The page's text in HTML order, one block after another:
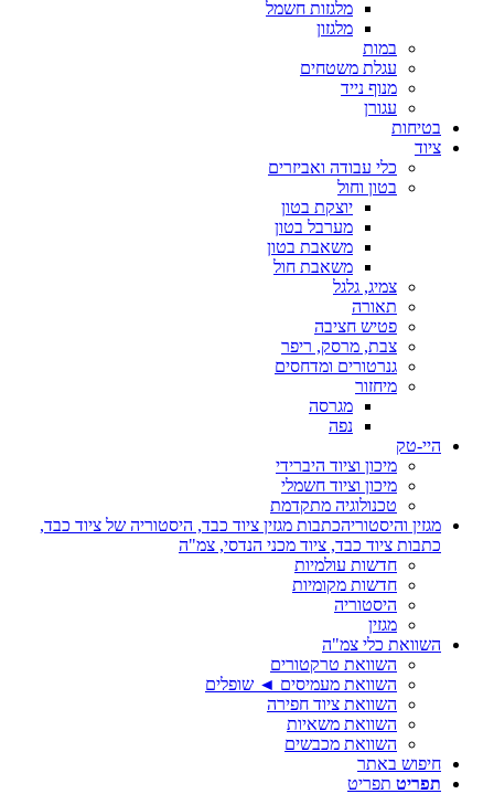
מלגזות חשמל
מלגזון
במות
עגלת משטחים
מנוף נייד
עגורן
בטיחות
ציוד
כלי עבודה ואביזרים
בטון וחול
יוצקת בטון
מערבל בטון
משאבת בטון
משאבת חול
צמיג, גלגל
תאורה
פטיש חציבה
צבת, מרסק, ריפר
גנרטורים ומדחסים
מיחזור
מגרסה
נפה
היי-טק
מיכון וציוד היברידי
מיכון וציוד חשמלי
טכנולוגיה מתקדמת
מגזין והיסטוריהכתבות מגזין ציוד כבד, היסטוריה של ציוד כבד,
כתבות ציוד כבד, ציוד מכני הנדסי, צמ"ה
חדשות עולמיות
חדשות מקומיות
היסטוריה
מגזין
השוואת כלי צמ"ה
השוואת טרקטורים
השוואת מעמיסים ◄ שופלים
השוואת ציוד חפירה
השוואת משאיות
השוואת מכבשים
חיפוש באתר
תפריט תפריט